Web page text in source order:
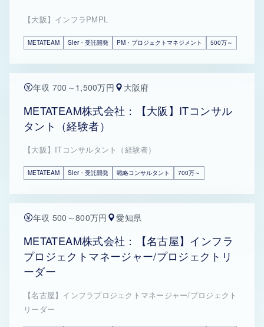
【大阪】インフラPMPL
METATEAM SIer・受託開発 PM・プロジェクトマネジメント 500万～
年収 700～1,500万円 大阪府
METATEAM株式会社：【大阪】ITコンサル
タント（経験者）
【大阪】ITコンサルタント（経験者）
METATEAM SIer・受託開発 戦略コンサルタント 700万～
年収 500～800万円 愛知県
METATEAM株式会社：【名古屋】インフラ
プロジェクトマネージャー/プロジェクトリ
ーダー
【名古屋】インフラプロジェクトマネージャー/プロジェクト
リーダー